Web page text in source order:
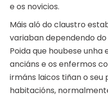
e os novicios.
Máis aló do claustro
variaban dependendo
Poida que houbese
anciáns e os enfermos
irmáns laicos tiñan o seu
habitacións,